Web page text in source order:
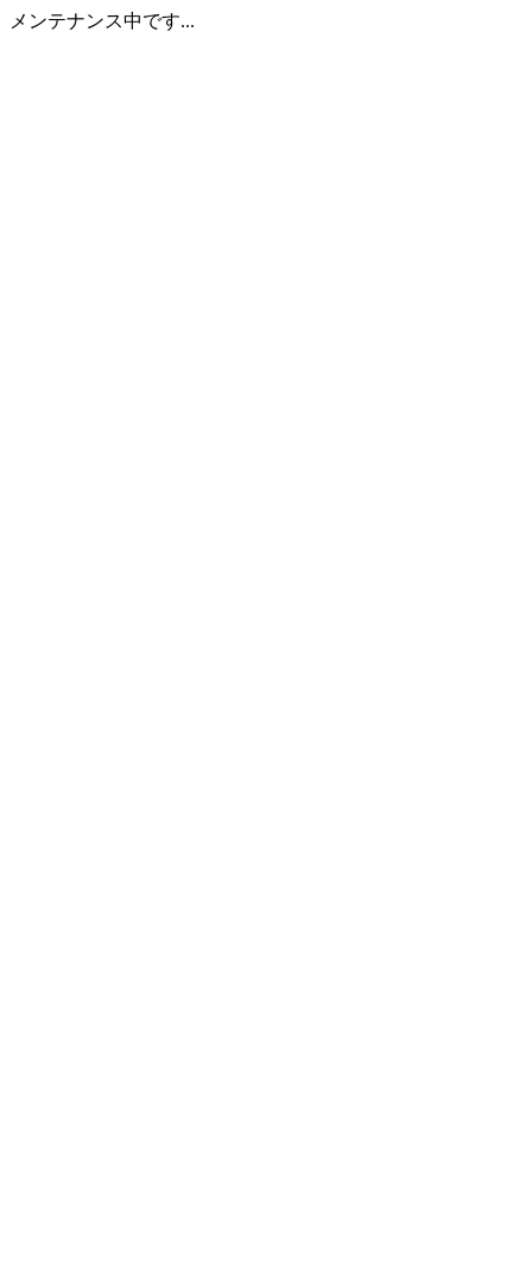
メンテナンス中です...